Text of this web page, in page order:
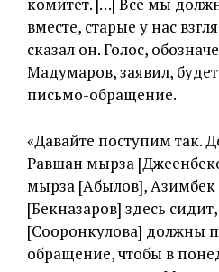
комитет. […] Все мы
вместе, старые у нас
сказал он. Голос,
Мадумаров, заявил,
письмо-обращение.
«Давайте поступим так.
Равшан мырза
мырза [Абылов],
[Бекназаров] здесь
[Сооронкулова] должны
обращение, чтобы в